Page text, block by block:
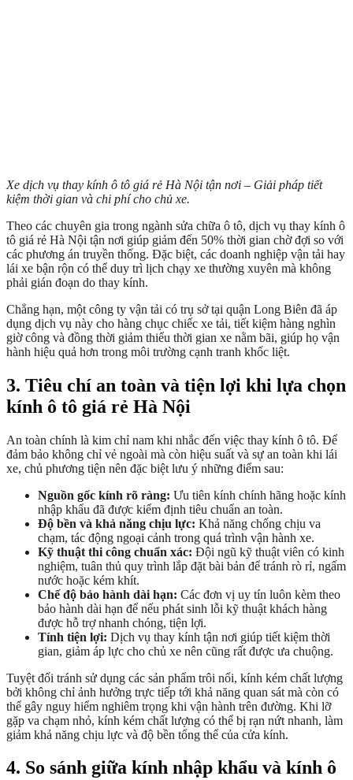
Xe dịch vụ thay kính ô tô giá rẻ Hà Nội tận nơi – Giải pháp tiết
kiệm thời gian và chi phí cho chủ xe.
Theo các chuyên gia trong ngành sửa chữa ô tô, dịch vụ thay kính ô
tô giá rẻ Hà Nội tận nơi giúp giảm đến 50% thời gian chờ đợi so với
các phương án truyền thống. Đặc biệt, các doanh nghiệp vận tải hay
lái xe bận rộn có thể duy trì lịch chạy xe thường xuyên mà không
phải gián đoạn do thay kính.
Chẳng hạn, một công ty vận tải có trụ sở tại quận Long Biên đã áp
dụng dịch vụ này cho hàng chục chiếc xe tải, tiết kiệm hàng nghìn
giờ công và đồng thời giảm thiểu thời gian xe nằm bãi, giúp họ vận
hành hiệu quả hơn trong môi trường cạnh tranh khốc liệt.
3. Tiêu chí an toàn và tiện lợi khi lựa chọn
kính ô tô giá rẻ Hà Nội
An toàn chính là kim chỉ nam khi nhắc đến việc thay kính ô tô. Để
đảm bảo không chỉ vẻ ngoài mà còn hiệu suất và sự an toàn khi lái
xe, chủ phương tiện nên đặc biệt lưu ý những điểm sau:
Nguồn gốc kính rõ ràng: Ưu tiên kính chính hãng hoặc kính
nhập khẩu đã được kiểm định tiêu chuẩn an toàn.
Độ bền và khả năng chịu lực: Khả năng chống chịu va
chạm, tác động ngoại cảnh trong quá trình vận hành xe.
Kỹ thuật thi công chuẩn xác: Đội ngũ kỹ thuật viên có kinh
nghiệm, tuân thủ quy trình lắp đặt bài bản để tránh rò rỉ, ngấm
nước hoặc kém khít.
Chế độ bảo hành dài hạn: Các đơn vị uy tín luôn kèm theo
bảo hành dài hạn để nếu phát sinh lỗi kỹ thuật khách hàng
được hỗ trợ nhanh chóng, tiện lợi.
Tính tiện lợi: Dịch vụ thay kính tận nơi giúp tiết kiệm thời
gian, giảm áp lực cho chủ xe nên cũng rất được ưa chuộng.
Tuyệt đối tránh sử dụng các sản phẩm trôi nổi, kính kém chất lượng
bởi không chỉ ảnh hưởng trực tiếp tới khả năng quan sát mà còn có
thể gây nguy hiểm nghiêm trọng khi vận hành trên đường. Khi lỡ
gặp va chạm nhỏ, kính kém chất lượng có thể bị rạn nứt nhanh, làm
giảm khả năng chịu lực và độ bền tổng thể của cửa kính.
4. So sánh giữa kính nhập khẩu và kính ô